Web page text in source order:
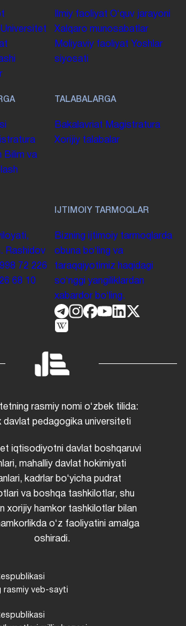
Universitet
Ilmiy faoliyat Oʻquv jarayoni
Xalqaro munosabatlar
Moliyaviy faoliyat Yoshlar
siyosati
Bilim va
TALABALARGA
Bakalavriat Magistratura
Xorijiy talabalar
Rashidov
72 226
68 10
IJTIMOIY TARMOQLAR
Bizning ijtimoiy tarmoqlarda
obuna boʻling va
taraqqiyotimiz haqidagi
soʻnggi yangiliklardan
xabardor boʻling.
rasmiy nomi oʻzbek tilida:
davlat pedagogika universiteti
iqtisodiyotni davlat boshqaruvi
mahalliy davlat hokimiyati
kadrlar boʻyicha pudrat
va boshqa tashkilotlar, shu
xorijiy hamkor tashkilotlar bilan
oʻz faoliyatini amalga
oshiradi.
rasmiy veb-sayti